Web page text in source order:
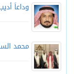
وداعاً
محمد